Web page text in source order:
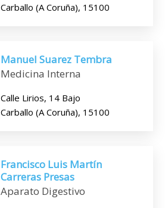
Carballo (A Coruña), 15100
Manuel Suarez Tembra
Medicina Interna
Calle Lirios, 14 Bajo
Carballo (A Coruña), 15100
Francisco Luis Martín
Carreras Presas
Aparato Digestivo